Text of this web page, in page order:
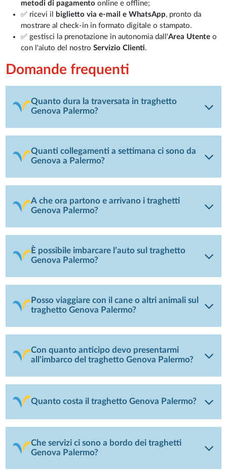
metodi di pagamento online e offline;
✅ ricevi il
biglietto via e-mail e WhatsApp, pronto da
mostrare al check-in in formato digitale o stampato.
✅ gestisci la prenotazione in autonomia dall'Area Utente o
con l'aiuto del nostroServizio Clienti.
Domande frequenti
Quanto dura la traversata in traghetto
Genova Palermo?
Quanti collegamenti a settimana ci sono da
Genova a Palermo?
A che ora partono e arrivano i traghetti
Genova Palermo?
È possibile imbarcare l’auto sul traghetto
Genova Palermo?
Posso viaggiare con il cane o altri animali sul
traghetto Genova Palermo?
Con quanto anticipo devo presentarmi
all'imbarco del traghetto Genova Palermo?
Quanto costa il traghetto Genova Palermo?
Che servizi ci sono a bordo dei traghetti
Genova Palermo?